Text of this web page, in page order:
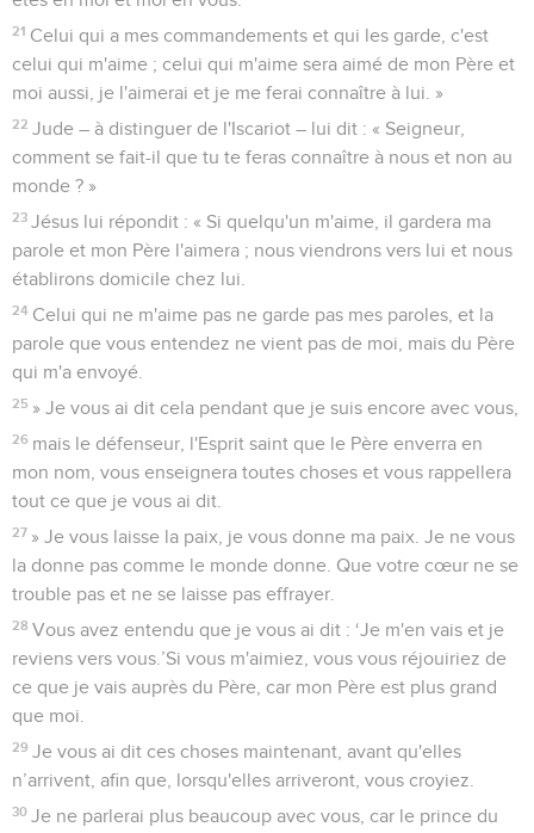
21 Celui qui a mes commandements et qui les garde, c'est
celui qui m'aime ; celui qui m'aime sera aimé de mon Père et
moi aussi, je l'aimerai et je me ferai connaître à lui. »
22 Jude – à distinguer de l'Iscariot – lui dit : « Seigneur,
comment se fait-il que tu te feras connaître à nous et non au
monde ? »
23 Jésus lui répondit : « Si quelqu'un m'aime, il gardera ma
parole et mon Père l'aimera ; nous viendrons vers lui et nous
établirons domicile chez lui.
24 Celui qui ne m'aime pas ne garde pas mes paroles, et la
parole que vous entendez ne vient pas de moi, mais du Père
qui m'a envoyé.
25 » Je vous ai dit cela pendant que je suis encore avec vous,
26 mais le défenseur, l'Esprit saint que le Père enverra en
mon nom, vous enseignera toutes choses et vous rappellera
tout ce que je vous ai dit.
27 » Je vous laisse la paix, je vous donne ma paix. Je ne vous
la donne pas comme le monde donne. Que votre cœur ne se
trouble pas et ne se laisse pas effrayer.
28 Vous avez entendu que je vous ai dit : ‘Je m'en vais et je
reviens vers vous.’Si vous m'aimiez, vous vous réjouiriez de
ce que je vais auprès du Père, car mon Père est plus grand
que moi.
29 Je vous ai dit ces choses maintenant, avant qu'elles
n’arrivent, afin que, lorsqu'elles arriveront, vous croyiez.
30 Je ne parlerai plus beaucoup avec vous, car le prince du